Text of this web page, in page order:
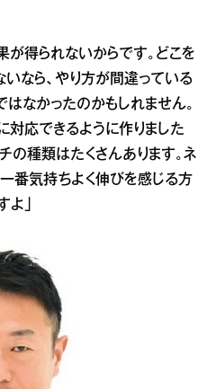
が得られないからです。どこを
なら、やり方が間違っている
なかったのかもしれません。
対応できるように作りました
の種類はたくさんあります。ネ
番気持ちよく伸びを感じる方
」